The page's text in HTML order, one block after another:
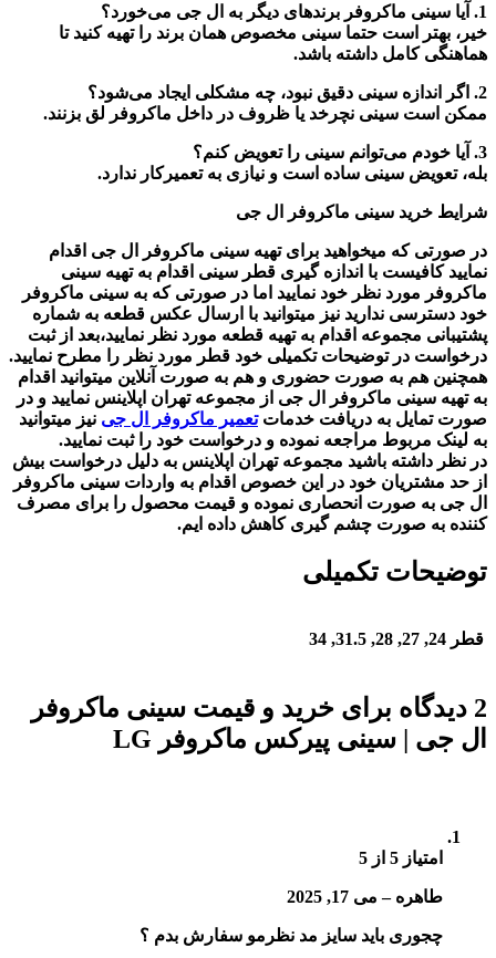
1. آیا سینی ماکروفر برندهای دیگر به ال جی می‌خورد؟
خیر، بهتر است حتما سینی مخصوص همان برند را تهیه کنید تا
هماهنگی کامل داشته باشد.
2. اگر اندازه سینی دقیق نبود، چه مشکلی ایجاد می‌شود؟
ممکن است سینی نچرخد یا ظروف در داخل ماکروفر لق بزنند.
3. آیا خودم می‌توانم سینی را تعویض کنم؟
بله، تعویض سینی ساده است و نیازی به تعمیرکار ندارد.
شرایط خرید سینی ماکروفر ال جی
در صورتی که میخواهید برای تهیه سینی ماکروفر ال جی اقدام
نمایید کافیست با اندازه گیری قطر سینی اقدام به تهیه سینی
ماکروفر مورد نظر خود نمایید اما در صورتی که به سینی ماکروفر
خود دسترسی ندارید نیز میتوانید با ارسال عکس قطعه به شماره
پشتیبانی مجموعه اقدام به تهیه قطعه مورد نظر نمایید،بعد از ثبت
درخواست در توضیحات تکمیلی خود قطر مورد نظر را مطرح نمایید.
همچنین هم به صورت حضوری و هم به صورت آنلاین میتوانید اقدام
به تهیه سینی ماکروفر ال جی از مجموعه تهران اپلاینس نمایید و در
صورت تمایل به دریافت خدماتتعمیر ماکروفر ال جی نیز میتوانید
به لینک مربوط مراجعه نموده و درخواست خود را ثبت نمایید.
در نظر داشته باشید مجموعه تهران اپلاینس به دلیل درخواست بیش
از حد مشتریان خود در این خصوص اقدام به واردات سینی ماکروفر
ال جی به صورت انحصاری نموده و قیمت محصول را برای مصرف
کننده به صورت چشم گیری کاهش داده ایم.
توضیحات تکمیلی
قطر 24, 27, 28, 31.5, 34
2 دیدگاه برای
خرید و قیمت سینی ماکروفر
ال جی | سینی پیرکس ماکروفر LG
امتیاز 5 از 5
طاهره– می 17, 2025
چجوری باید سایز مد نظرمو سفارش بدم ؟